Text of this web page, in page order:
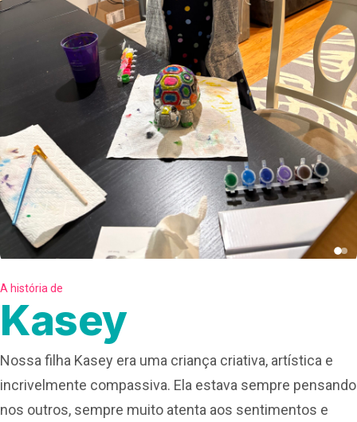
A história de
Kasey
Nossa filha Kasey era uma criança criativa, artística e
incrivelmente compassiva. Ela estava sempre pensando
nos outros, sempre muito atenta aos sentimentos e